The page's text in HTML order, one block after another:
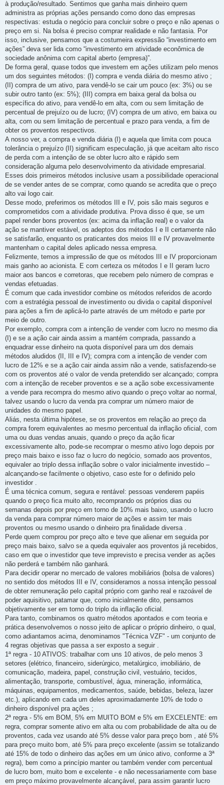
à produção/resultado. Sentimos que ganha mais dinheiro quem
administra as próprias ações pensando como dono das empresas
respectivas: estuda o negócio para concluir sobre o preço e não apenas o
preço em si. Na bolsa é preciso comprar realidade e não fantasia. Por
isso, inclusive, pensamos que a costumeira expressão “investimento em
ações” deva ser lida como “investimento em atividade econômica de
sociedade anônima com capital aberto (empresa)”.
De forma geral, quase todos que investem em ações utilizam pelo menos
um dos seguintes métodos: (I) compra e venda diária do mesmo ativo ;
(II) compra de um ativo, para vendê-lo se cair um pouco (ex: 3%) ou se
subir outro tanto (ex: 5%); (III) compra em baixa geral da bolsa ou
específica do ativo, para vendê-lo em alta, com ou sem limitação de
percentual de prejuízo ou de lucro; (IV) compra de um ativo, em baixa ou
alta, com ou sem limitação de percentual e prazo para venda, a fim de
obter os proventos respectivos.
A nosso ver, a compra e venda diária (I) e aquela que limita com pouca
tolerância o prejuízo (II) significam especulação, já que aceitam alto risco
de perda com a intenção de se obter lucro alto e rápido sem
consideração alguma pelo desenvolvimento da atividade empresarial.
Esses dois primeiros métodos inclusive usam a possibilidade operacional
de se vender antes de se comprar, como quando se acredita que o preço
alto vai logo cair.
Desse modo, preferimos os métodos III e IV, pois são mais seguros e
comprometidos com a atividade produtiva. Prova disso é que, se um
papel render bons proventos (ex: acima da inflação real) e o valor da
ação se mantiver estável, os adeptos dos métodos I e II certamente não
se satisfarão, enquanto os praticantes dos meios III e IV provavelmente
mantenham o capital deles aplicado nessa empresa.
Felizmente, temos a impressão de que os métodos III e IV proporcionam
mais ganho ao acionista. E com certeza os métodos I e II geram lucro
maior aos bancos e corretoras, que recebem pelo número de compras e
vendas efetuadas.
É comum que cada investidor combine os métodos referidos de acordo
com a estratégia pessoal de investimento ou divida o capital disponível
para ações a fim de aplicá-lo parte através de um método e parte por
meio de outro.
Por exemplo, compra com a intenção de vender com lucro no mesmo dia
(I) e se a ação cair ainda assim a mantém comprada, passando a
enquadrar esse dinheiro na quota disponível para um dos demais
métodos aludidos (II, III e IV); compra com a intenção de vender com
lucro de 12% e se a ação cair ainda assim não a vende, satisfazendo-se
com os proventos até o valor de venda pretendido ser alcançado; compra
com a intenção de receber proventos e se a ação sobe excessivamente
a vende para recompra do mesmo ativo quando o preço voltar ao normal,
talvez usando o lucro da venda pra comprar um número maior de
unidades do mesmo papel.
Aliás, nesta última hipótese, se os proventos em relação ao preço da
compra forem equivalentes ao mesmo percentual da inflação oficial, com
uma ou duas vendas anuais, quando o preço da ação ficar
excessivamente alto, pode-se recomprar o mesmo ativo logo depois por
preço mais baixo e isso faz o lucro do negócio, somado aos proventos,
equivaler ao triplo dessa inflação sobre o valor inicialmente investido –
alcançando-se facilmente o objetivo, caso este for o definido pelo
investidor .
É uma técnica comum, segura e rentável: pessoas venderem papéis
quando o preço fica muito alto, recomprando os próprios dias ou
semanas depois por preço em torno de 10% mais baixo, usando o lucro
da venda para comprar número maior de ações e assim ter mais
proventos ou mesmo usando o dinheiro pra finalidade diversa .
Perde quem comprou por preço alto e teve que alienar em seguida por
preço mais baixo, salvo se a queda equivaler aos proventos já recebidos,
caso em que o investidor que teve imprevisto e precisa vender as ações
não perderá e também não ganhará.
Para decidir operar no mercado de valores mobiliários (bolsa de valores)
no sentido dos métodos III e IV, consideramos a nossa intenção pessoal
de obter remuneração pelo capital próprio com ganho real e razoável de
poder aquisitivo, patamar que, como inicialmente dito, pensamos
objetivamente ser em torno do triplo da inflação oficial.
Para tanto, combinamos os quatro métodos apontados e com teoria e
prática desenvolvemos o nosso jeito de aplicar o próprio dinheiro, o qual,
como adiantamos acima, denominamos "Técnica VZF" - um conjunto de
4 regras objetivas que passa a ser exposto a seguir .
1ª regra - 10 ATIVOS: trabalhar com uns 10 ativos, de pelo menos 3
setores (elétrico, financeiro, siderúrgico, metalúrgico, imobiliário, de
comunicação, madeira, papel, construção civil, vestuário, tecidos,
alimentação, transporte, combustível, água, mineração, informática,
máquinas, equipamentos, medicamentos, saúde, bebidas, beleza, lazer
etc.), aplicando em cada um deles aproximadamente 10% de todo o
dinheiro disponível pra ações ;
2ª regra - 5% em BOM, 5% em MUITO BOM e 5% em EXCELENTE: em
regra, comprar somente ativo em alta ou com probabilidade de alta ou de
proventos, cada vez usando até 5% desse valor para preço bom , até 5%
para preço muito bom, até 5% para preço excelente (assim se totalizando
até 15% de todo o dinheiro das ações em um único ativo, conforme a 3ª
regra), bem como a princípio manter ou também vender com percentual
de lucro bom, muito bom e excelente - e não necessariamente com base
em preço máximo provavelmente alcançável, para assim garantir lucro